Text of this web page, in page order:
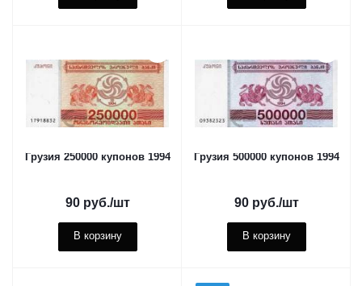
Грузия 250000 купонов 1994
90руб./шт
В корзину
Грузия 500000 купонов 1994
90руб./шт
В корзину